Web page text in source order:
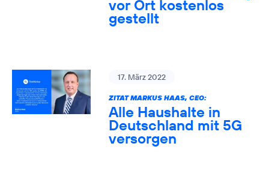
vor Ort kostenlos
gestellt
17. März 2022
ZITAT MARKUS HAAS, CEO:
Alle Haushalte in
Deutschland mit 5G
versorgen